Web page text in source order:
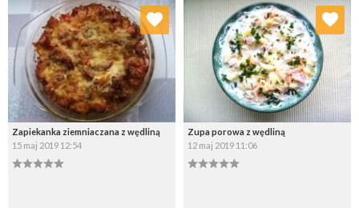
Zapiekanka ziemniaczana z wędliną
15 maj 2019 12:54
Dodaj do ulubionych
Wybierz listę:
Zupa porowa z wędliną
12 maj 2019 11:06
Dodaj do ulubionych
Wybierz listę: